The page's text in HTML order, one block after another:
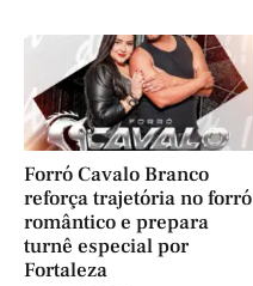
Forró Cavalo Branco
reforça trajetória no forró
romântico e prepara
turnê especial por
Fortaleza